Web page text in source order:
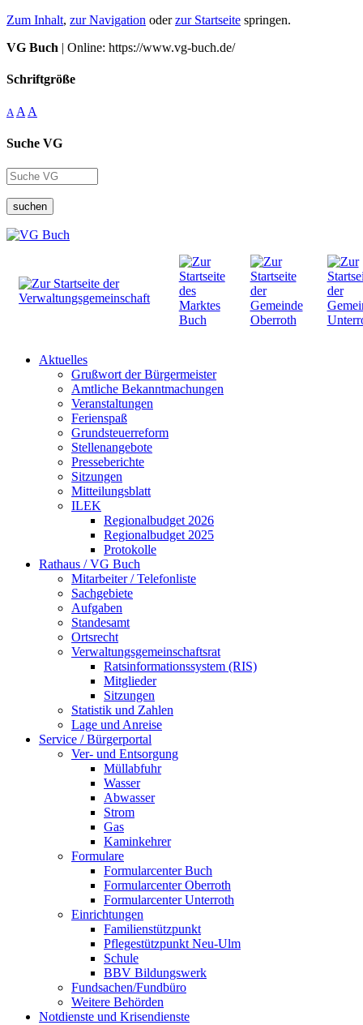
Zum Inhalt, zur Navigation oderzur Startseite springen.
VG Buch | Online: https://www.vg-buch.de/
Schriftgröße
A A A
Suche VG
suchen
Aktuelles
Grußwort der Bürgermeister
Amtliche Bekanntmachungen
Veranstaltungen
Ferienspaß
Grundsteuerreform
Stellenangebote
Presseberichte
Sitzungen
Mitteilungsblatt
ILEK
Regionalbudget 2026
Regionalbudget 2025
Protokolle
Rathaus / VG Buch
Mitarbeiter / Telefonliste
Sachgebiete
Aufgaben
Standesamt
Ortsrecht
Verwaltungsgemeinschaftsrat
Ratsinformationssystem (RIS)
Mitglieder
Sitzungen
Statistik und Zahlen
Lage und Anreise
Service / Bürgerportal
Ver- und Entsorgung
Müllabfuhr
Wasser
Abwasser
Strom
Gas
Kaminkehrer
Formulare
Formularcenter Buch
Formularcenter Oberroth
Formularcenter Unterroth
Einrichtungen
Familienstützpunkt
Pflegestützpunkt Neu-Ulm
Schule
BBV Bildungswerk
Fundsachen/Fundbüro
Weitere Behörden
Notdienste und Krisendienste